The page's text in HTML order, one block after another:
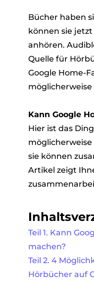
Bücher haben
können sie
anhören.
Quelle für
Google Home-
Kann Google
Hier ist das
sie können
Artikel zeigt
Teil 1. Kann
machen?
Teil 2. 4
Hörbücher auf